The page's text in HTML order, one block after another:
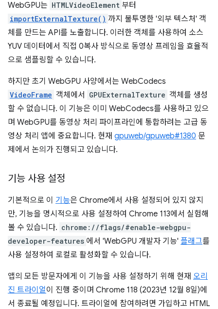
WebGPU는 HTMLVideoElement 부터
importExternalTexture() 까지 불투명한 '외부 텍스처' 객
체를 만드는 API를 노출합니다. 이러한 객체를 사용하여 소스
YUV 데이터에서 직접 0복사 방식으로 동영상 프레임을 효율적
으로 샘플링할 수 있습니다.
하지만 초기 WebGPU 사양에서는 WebCodecs
VideoFrame 객체에서 GPUExternalTexture 객체를 생성
할 수 없습니다. 이 기능은 이미 WebCodecs를 사용하고 있으
며 WebGPU를 동영상 처리 파이프라인에 통합하려는 고급 동
영상 처리 앱에 중요합니다. 현재 gpuweb/gpuweb#1380 문
제에서 논의가 진행되고 있습니다.
기능 사용 설정
기본적으로 이 기능은 Chrome에서 사용 설정되어 있지 않지
만, 기능을 명시적으로 사용 설정하여 Chrome 113에서 실험해
볼 수 있습니다. chrome://flags/#enable-webgpu-
developer-features 에서 'WebGPU 개발자 기능' 플래그를
사용 설정하여 로컬로 활성화할 수 있습니다.
앱의 모든 방문자에게 이 기능을 사용 설정하기 위해 현재 오리
진 트라이얼이 진행 중이며 Chrome 118 (2023년 12월 8일)에
서 종료될 예정입니다. 트라이얼에 참여하려면 가입하고 HTML